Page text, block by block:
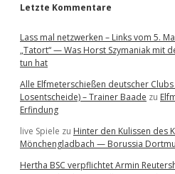
Letzte Kommentare
Lass mal netzwerken – Links vom 5.
„Tatort“ — Was Horst Szymaniak mit
tun hat
Alle Elfmeterschießen deutscher
Losentscheide) – Trainer Baade zu
Erfindung
live Spiele zu Hinter den Kulissen des
Mönchengladbach — Borussia
Hertha BSC verpflichtet Armin